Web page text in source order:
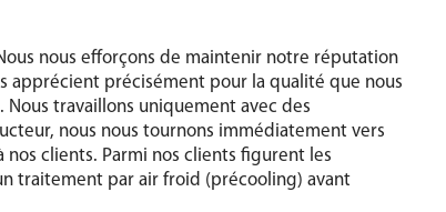
nous efforçons de maintenir notre réputation
apprécient précisément pour la qualité que nous
travaillons uniquement avec des
nous nous tournons immédiatement vers
clients. Parmi nos clients figurent les
traitement par air froid (précooling) avant